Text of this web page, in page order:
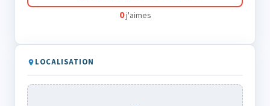
0j'aimes
LOCALISATION